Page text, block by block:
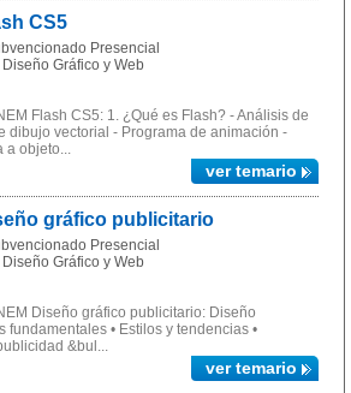
CS5
Presencial
Gráfico y Web
Flash CS5: 1. ¿Qué es Flash? - Análisis de
dibujo vectorial - Programa de animación -
a objeto...
ver temario
gráfico publicitario
Presencial
Gráfico y Web
Diseño gráfico publicitario: Diseño
fundamentales • Estilos y tendencias •
&bul...
ver temario